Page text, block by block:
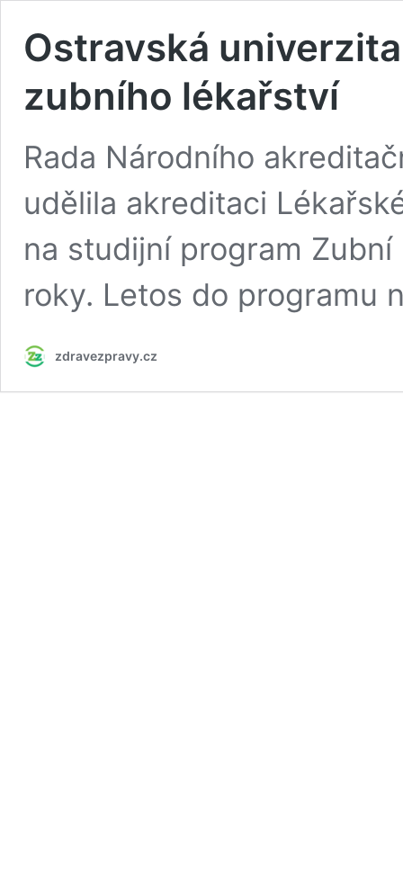
Ostravská
zubního lékařství
Rada Národního
udělila akreditaci
na studijní program
roky. Letos do programu
zdravezpravy.cz